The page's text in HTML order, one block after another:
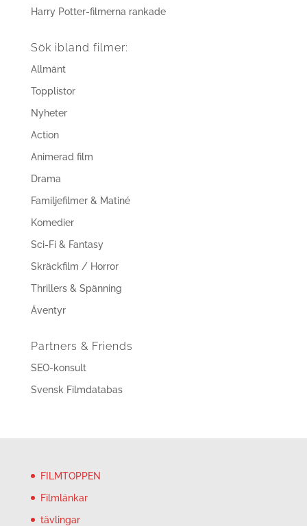
Harry Potter-filmerna rankade
Sök ibland filmer:
Allmänt
Topplistor
Nyheter
Action
Animerad film
Drama
Familjefilmer & Matiné
Komedier
Sci-Fi & Fantasy
Skräckfilm / Horror
Thrillers & Spänning
Äventyr
Partners & Friends
SEO-konsult
Svensk Filmdatabas
FILMTOPPEN
Filmlänkar
tävlingar